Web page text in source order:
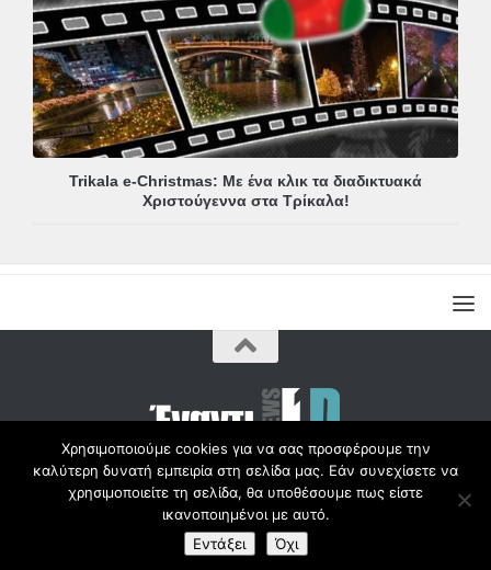
Trikala e-Christmas: Με ένα κλικ τα διαδικτυακά
Χριστούγεννα στα Τρίκαλα!
Copyright © Radio1d.gr 2012-2017 |
Χρησιμοποιούμε cookies για να σας προσφέρουμε την
καλύτερη δυνατή εμπειρία στη σελίδα μας. Εάν συνεχίσετε να
χρησιμοποιείτε τη σελίδα, θα υποθέσουμε πως είστε
ικανοποιημένοι με αυτό.
Εντάξει
Όχι